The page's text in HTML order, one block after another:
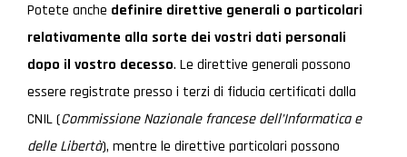
Potete anche definire direttive generali o particolari
relativamente alla sorte dei vostri dati personali
dopo il vostro decesso. Le direttive generali possono
essere registrate presso i terzi di fiducia certificati dalla
CNIL (Commissione Nazionale francese dell’Informatica e
delle Libertà), mentre le direttive particolari possono